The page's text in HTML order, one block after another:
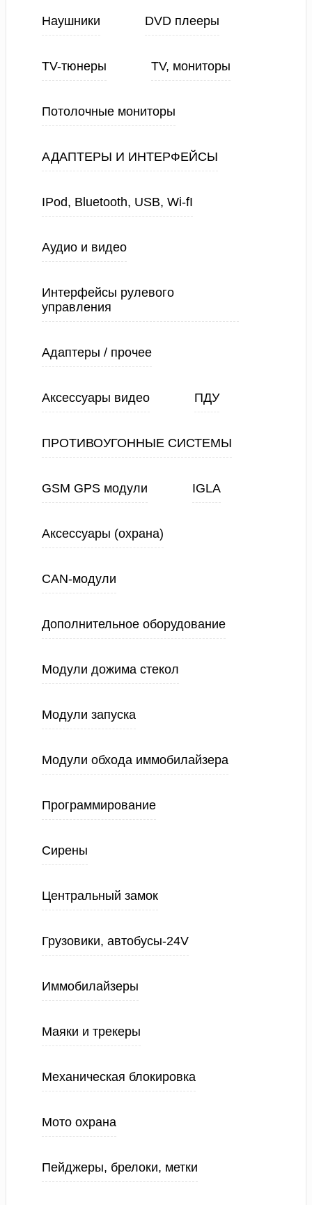
Наушники DVD плееры
TV-тюнеры TV, мониторы
Потолочные мониторы
АДАПТЕРЫ И ИНТЕРФЕЙСЫ
IPod, Bluetooth, USB, Wi-fI
Аудио и видео
Интерфейсы рулевого
управления
Адаптеры / прочее
Аксессуары видео ПДУ
ПРОТИВОУГОННЫЕ СИСТЕМЫ
GSM GPS модули IGLA
Аксессуары (охрана)
CAN-модули
Дополнительное оборудование
Модули дожима стекол
Модули запуска
Модули обхода иммобилайзера
Программирование
Сирены
Центральный замок
Грузовики, автобусы-24V
Иммобилайзеры
Маяки и трекеры
Механическая блокировка
Мото охрана
Пейджеры, брелоки, метки